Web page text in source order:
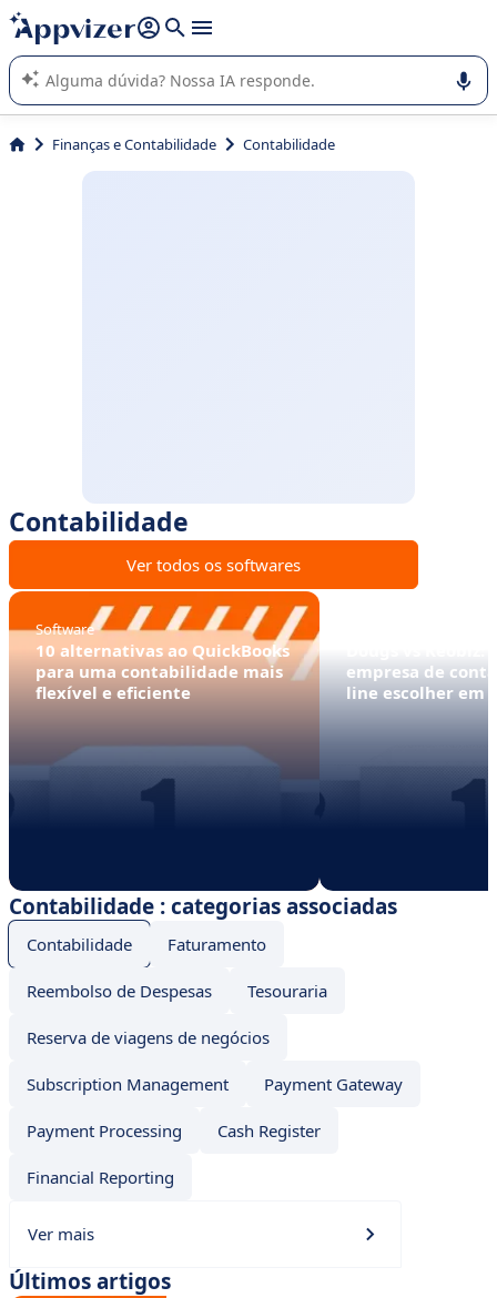
de nossa IA (várias linhas com
A IA do Appvizer o orienta no uso ou na seleção de software
SaaS para sua empresa.
Finanças e Contabilidade Contabilidade
Contabilidade
Ver todos os softwares
Software
10 alternativas ao QuickBooks
para uma contabilidade mais
flexível e eficiente
empresa de
line escolher em
Contabilidade : categorias associadas
Contabilidade Faturamento
Reembolso de Despesas Tesouraria
Reserva de viagens de negócios
Subscription Management Payment Gateway
Payment Processing Cash Register
Financial Reporting
Ver mais
Últimos artigos